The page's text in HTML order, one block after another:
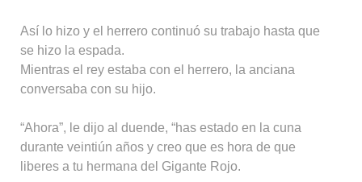
Así lo hizo y el herrero continuó su trabajo hasta que
se hizo la espada.
Mientras el rey estaba con el herrero, la anciana
conversaba con su hijo.
“Ahora”, le dijo al duende, “has estado en la cuna
durante veintiún años y creo que es hora de que
liberes a tu hermana del Gigante Rojo.